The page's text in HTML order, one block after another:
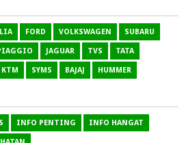
FORD VOLKSWAGEN SUBARU
JAGUAR TVS TATA
KTM SYMS BAJAJ HUMMER
INFO PENTING INFO HANGAT